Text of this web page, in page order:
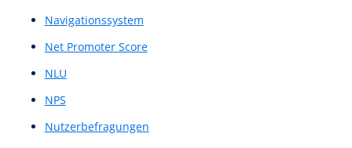
Low-Fidelity-Prototype
Low-Fidelity-Skizze
Low-Fidelity-Wireframe
Low-Fidelity-Wireframes